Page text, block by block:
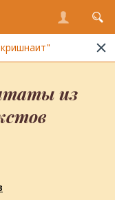
священных
из